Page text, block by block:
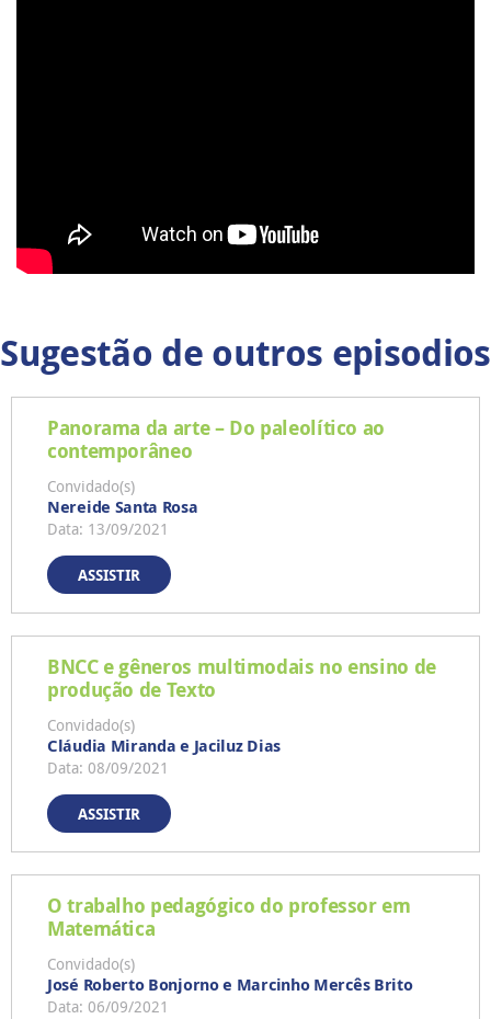
Sugestão de outros episodios
Panorama da arte – Do paleolítico ao
contemporâneo
Convidado(s)
Nereide Santa Rosa
Data: 13/09/2021
ASSISTIR
BNCC e gêneros multimodais no ensino de
produção de Texto
Convidado(s)
Cláudia Miranda e Jaciluz Dias
Data: 08/09/2021
ASSISTIR
O trabalho pedagógico do professor em
Matemática
Convidado(s)
José Roberto Bonjorno e Marcinho Mercês Brito
Data: 06/09/2021